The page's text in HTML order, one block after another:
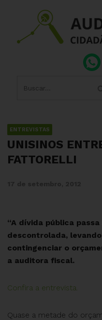
ENTREVISTAS
UNISINOS
FATTORELLI
“A dívida pública
descontrolada,
contingenciar o
a auditora fiscal.
Confira a entrevista.
Quase a metade do